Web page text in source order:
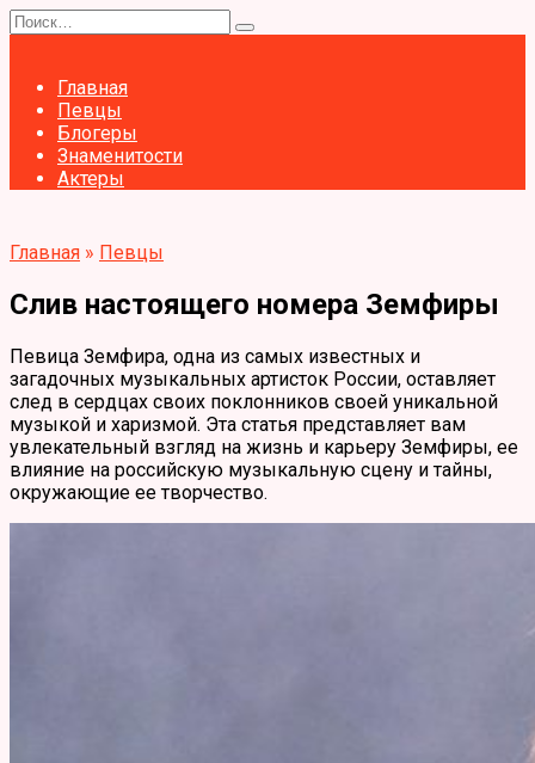
Перейти
к
Search
for:
Главная
Певцы
Блогеры
Знаменитости
Актеры
Главная » Певцы
Слив настоящего номера Земфиры
Певица Земфира, одна из самых известных и
загадочных музыкальных артисток России, оставляет
след в сердцах своих поклонников своей уникальной
музыкой и харизмой. Эта статья представляет вам
увлекательный взгляд на жизнь и карьеру Земфиры, ее
влияние на российскую музыкальную сцену и тайны,
окружающие ее творчество.